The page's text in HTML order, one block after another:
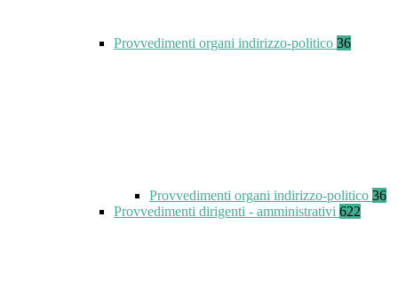
Provvedimenti organi indirizzo-politico 36
Provvedimenti organi indirizzo-politico 36
Provvedimenti dirigenti - amministrativi 622